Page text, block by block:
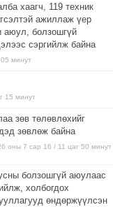
хаагч, 119 техник
ажиллаж үер
аюул, болзошгүй
сэргийлж байна
минут
15 минут
зөв төлөвлөхийг
зөвлөж байна
оны 7 сар 16 / 11 цаг 50 минут
болзошгүй аюулаас
холбогдох
өндөржүүлсэн